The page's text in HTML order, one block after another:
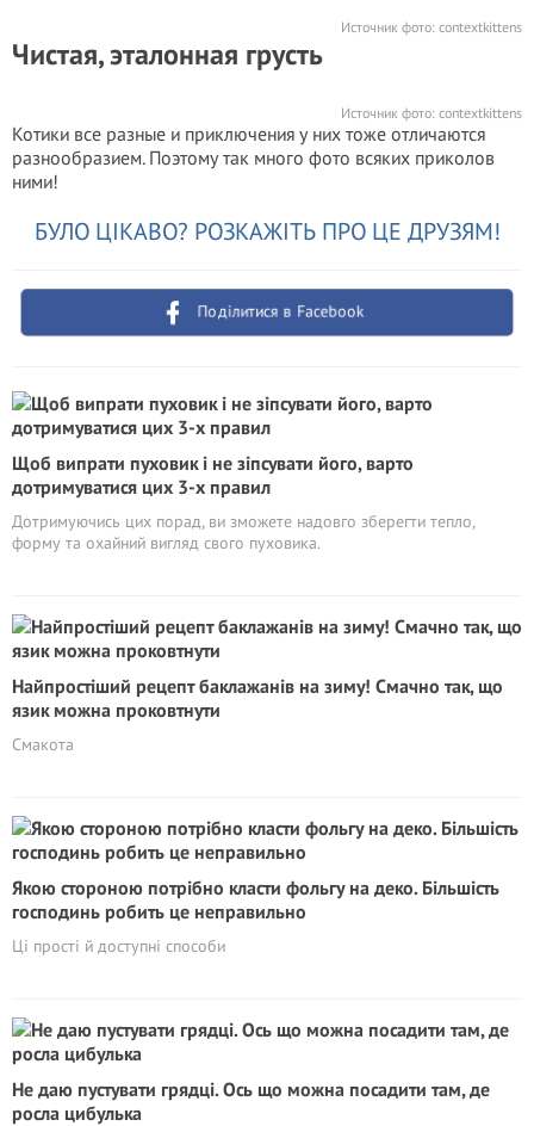
Источник фото: contextkittens
Чистая, эталонная грусть
Источник фото: contextkittens
Котики все разные и приключения у них тоже отличаются
разнообразием. Поэтому так много фото всяких приколов
ними!
БУЛО ЦІКАВО? РОЗКАЖІТЬ ПРО ЦЕ ДРУЗЯМ!
Поділитися в Facebook
Щоб випрати пуховик і не зіпсувати його, варто
дотримуватися цих 3-х правил
Дотримуючись цих порад, ви зможете надовго зберегти тепло,
форму та охайний вигляд свого пуховика.
Найпростіший рецепт баклажанів на зиму! Смачно так, що
язик можна проковтнути
Смакота
Якою стороною потрібно класти фольгу на деко. Більшість
господинь робить це неправильно
Ці прості й доступні способи
Не даю пустувати грядці. Ось що можна посадити там, де
росла цибулька